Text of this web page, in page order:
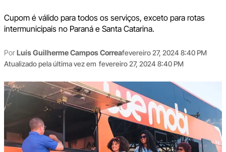
Cupom é válido para todos os serviços, exceto para rotas
intermunicipais no Paraná e Santa Catarina.
PorLuís Guilherme Campos Correafevereiro 27, 2024 8:40 PM
Atualizado pela última vez em fevereiro 27, 2024 8:40 PM